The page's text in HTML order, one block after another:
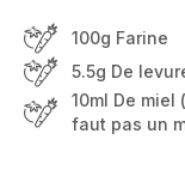
100g Farine
5.5g De
10ml De
faut pas un